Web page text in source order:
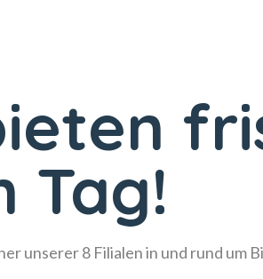
Tag!
unserer 8 Filialen in und rund um